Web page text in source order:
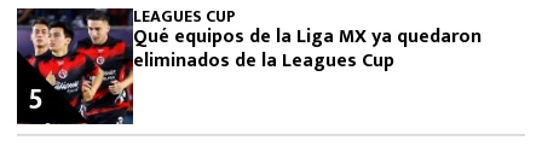
LEAGUES CUP
Qué equipos de la Liga MX ya quedaron
eliminados de la Leagues Cup
5